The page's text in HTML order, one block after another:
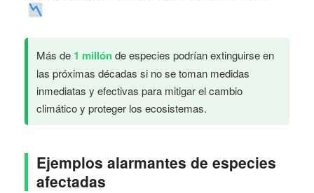
Más de 1 millónde especies podrían extinguirse en
las próximas décadas si no se toman medidas
inmediatas y efectivas para mitigar el cambio
climático y proteger los ecosistemas.
Ejemplos alarmantes de especies
afectadas